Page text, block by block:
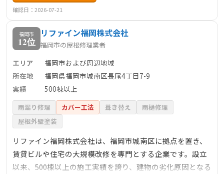
板金屋根の張替え工事、雨樋工事、外壁・屋根塗装などの
付帯工事も手掛けています。お客様に安心していただける
よう、10年保証を提供し、社員による直接施工を行ってい
ます。
確認日：2026-07-21
福岡市
12位
リファイン福岡株式会社
福岡市の屋根修理業者
エリア
福岡市および周辺地域
所在地
福岡県福岡市城南区長尾4丁目7-9
実績
500棟以上
雨漏り修理 カバー工法 葺き替え
雨樋修理
屋根外壁塗装
リファイン福岡株式会社は、福岡市城南区に拠点を置き、
賃貸ビルや住宅の大規模改修を専門とする企業です。設立
以来、500棟以上の施工実績を誇り、建物の劣化原因となる